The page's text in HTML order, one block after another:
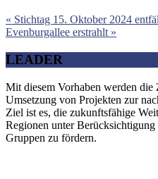
« Stichtag 15. Oktober 2024
Evenburgallee erstrahlt »
LEADER
Mit diesem Vorhaben werden die
Umsetzung von Projekten zur
Ziel ist es, die zukunftsfähige
Regionen unter
Gruppen zu fördern.